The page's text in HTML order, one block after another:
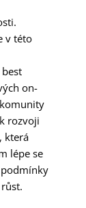
v této
on-
rozvoji
která
lépe se